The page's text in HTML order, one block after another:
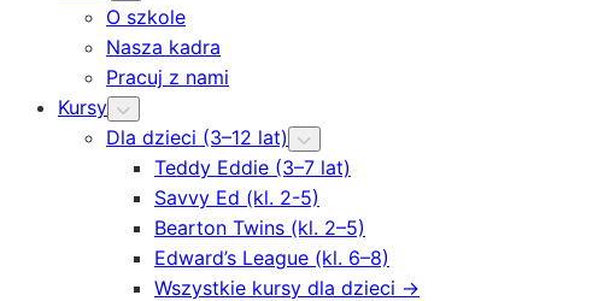
O szkole
Nasza kadra
Pracuj z nami
Kursy
Dla dzieci (3–12 lat)
Teddy Eddie (3–7 lat)
Savvy Ed (kl. 2-5)
Bearton Twins (kl. 2–5)
Edward’s League (kl. 6–8)
Wszystkie kursy dla dzieci →